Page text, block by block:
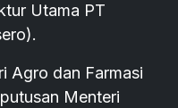
Utama PT
Agro dan Farmasi
Menteri